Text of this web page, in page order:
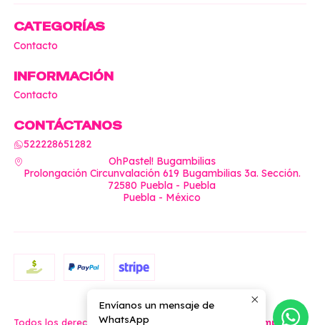
CATEGORÍAS
Contacto
INFORMACIÓN
Contacto
CONTÁCTANOS
522228651282
OhPastel! Bugambilias
Prolongación Circunvalación 619 Bugambilias 3a. Sección.
72580 Puebla - Puebla
Puebla - México
2026 OhPastel!.
Todos los derechos reservados.
Desarrollado por Jumpseller
Envíanos un mensaje de
WhatsApp